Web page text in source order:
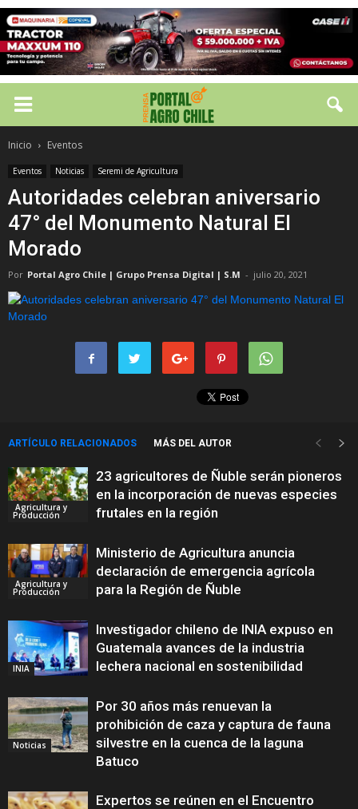
Inicio Eventos
Eventos Noticias Seremi de Agricultura
Autoridades celebran aniversario
47° del Monumento Natural El
Morado
Por Portal Agro Chile | Grupo Prensa Digital | S.M - julio 20, 2021
ARTÍCULO RELACIONADOS MÁS DEL AUTOR
Agricultura y
Producción
23 agricultores de Ñuble serán pioneros
en la incorporación de nuevas especies
frutales en la región
Agricultura y
Producción
Ministerio de Agricultura anuncia
declaración de emergencia agrícola
para la Región de Ñuble
INIA
Investigador chileno de INIA expuso en
Guatemala avances de la industria
lechera nacional en sostenibilidad
Noticias
Por 30 años más renuevan la
prohibición de caza y captura de fauna
silvestre en la cuenca de la laguna
Batuco
Expertos se reúnen en el Encuentro